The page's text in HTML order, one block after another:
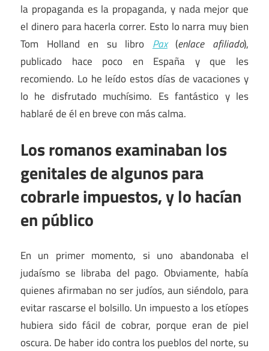
la propaganda es la propaganda, y nada mejor que
el dinero para hacerla correr. Esto lo narra muy bien
Tom Holland en su libro Pax(enlace afiliado),
publicado hace poco en España y que les
recomiendo. Lo he leído estos días de vacaciones y
lo he disfrutado muchísimo. Es fantástico y les
hablaré de él en breve con más calma.
Los romanos examinaban los
genitales de algunos para
cobrarle impuestos, y lo hacían
en público
En un primer momento, si uno abandonaba el
judaísmo se libraba del pago. Obviamente, había
quienes afirmaban no ser judíos, aun siéndolo, para
evitar rascarse el bolsillo. Un impuesto a los etíopes
hubiera sido fácil de cobrar, porque eran de piel
oscura. De haber ido contra los pueblos del norte, su